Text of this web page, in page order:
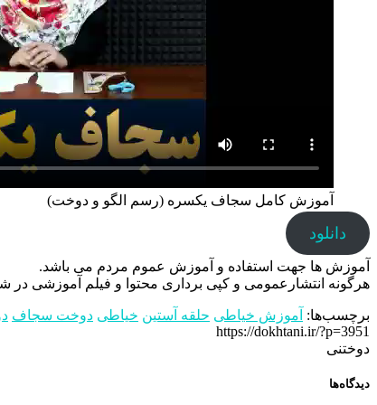
آموزش کامل سجاف یکسره (رسم الگو و دوخت)
دانلود
آموزش ها جهت استفاده و آموزش عموم مردم می باشد.
هرگونه انتشارعمومی و کپی برداری محتوا و فیلم آموزشی در
برچسب‌ها: آموزش خیاطی حلقه آستین خیاطی دوخت سجاف
https://dokhtani.ir/?p=3951
دوختنی
دیدگاه‌ها